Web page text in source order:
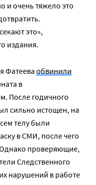
и очень тяжело это
это»,
издания.
Фатеева обвинили
в
После годичного
сильно истощен, на
телу были
в СМИ, после чего
проверяющие,
Следственного
нарушений в работе